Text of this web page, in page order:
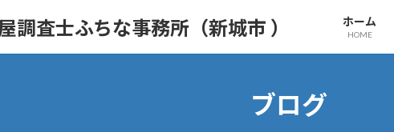
調査士ふちな事務所（新城市 ） ホーム
HOME
ブログ